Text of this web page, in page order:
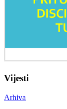
Vijesti
Arhiva